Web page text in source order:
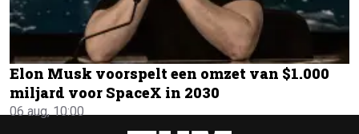
Elon Musk voorspelt een omzet van $1.000
miljard voor SpaceX in 2030
06 aug, 10:00